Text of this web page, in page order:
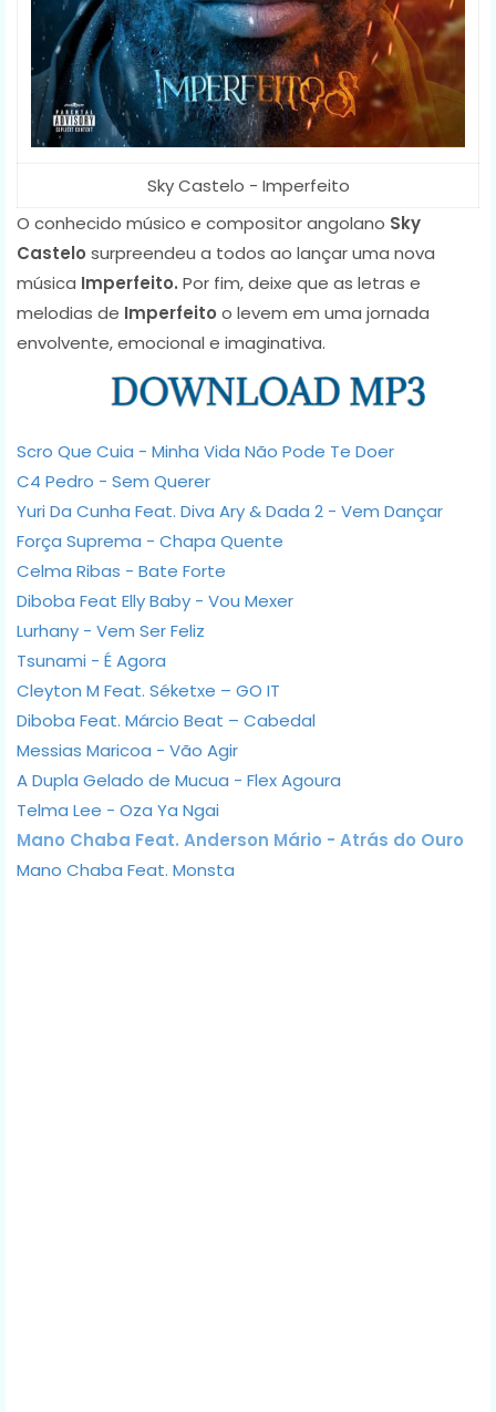
Sky Castelo - Imperfeito
O conhecido músico e compositor angolano Sky
Castelo surpreendeu a todos ao lançar uma nova
música Imperfeito. Por fim, deixe que as letras e
melodias de Imperfeito o levem em uma jornada
envolvente, emocional e imaginativa.
Scro Que Cuia - Minha Vida Não Pode Te Doer
C4 Pedro - Sem Querer
Yuri Da Cunha Feat. Diva Ary & Dada 2 - Vem Dançar
Força Suprema - Chapa Quente
Celma Ribas - Bate Forte
Diboba Feat Elly Baby - Vou Mexer
Lurhany - Vem Ser Feliz
Tsunami - É Agora
Cleyton M Feat. Séketxe – GO IT
Diboba Feat. Márcio Beat – Cabedal
Messias Maricoa - Vão Agir
A Dupla Gelado de Mucua - Flex Agoura
Telma Lee - Oza Ya Ngai
Mano Chaba Feat. Anderson Mário - Atrás do Ouro
Mano Chaba Feat. Monsta